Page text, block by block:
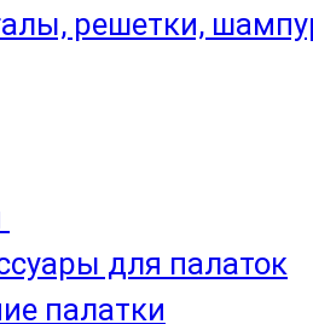
решетки,
для палаток
палатки